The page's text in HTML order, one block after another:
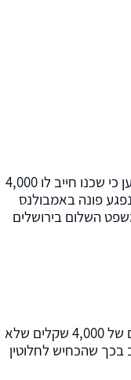
בשנת 2022, סכסוך כספי בין שני שכנים בבניין משותף בירושלים הסלים לכדי אירוע אלים. גבר בן 54, שטען כי שכנו חייב לו 4,000
פונה באמבולנס
השלום בירושלים
על פי עובדות כתב האישום, בין השניים שררו יחסי שכנות טובים. לפי טענת הנאשם, הוא הלווה לשכנו סכום של 4,000 שקלים שלא
בכך שהכחיש לחלוטין